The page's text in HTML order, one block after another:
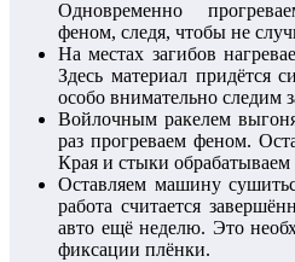
Одновременно
феном, следя, чтобы не
На местах загибов
Здесь материал придётся
особо внимательно следим
Войлочным ракелем
раз прогреваем феном.
Края и стыки обрабатываем
Оставляем машину
работа считается
авто ещё неделю. Это
фиксации плёнки.